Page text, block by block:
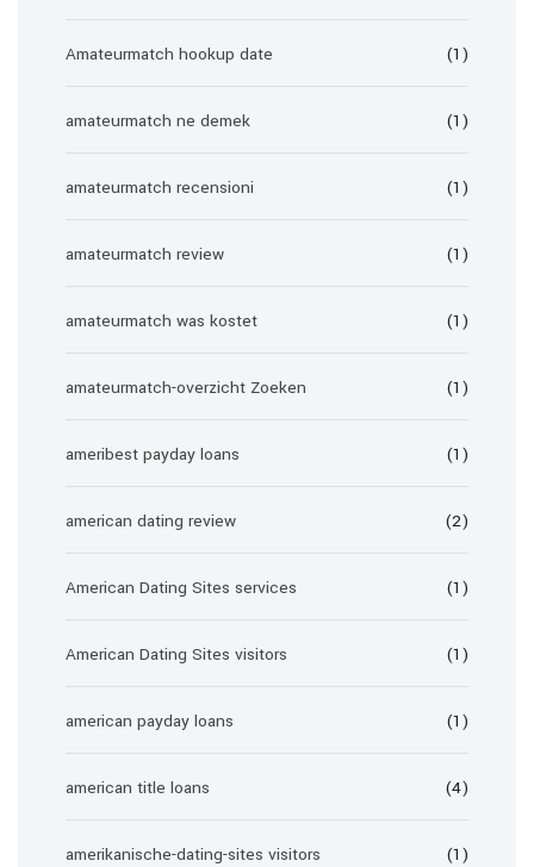
Amateurmatch hookup date (1)
amateurmatch ne demek (1)
amateurmatch recensioni (1)
amateurmatch review (1)
amateurmatch was kostet (1)
amateurmatch-overzicht Zoeken (1)
ameribest payday loans (1)
american dating review (2)
American Dating Sites services (1)
American Dating Sites visitors (1)
american payday loans (1)
american title loans (4)
amerikanische-dating-sites visitors (1)